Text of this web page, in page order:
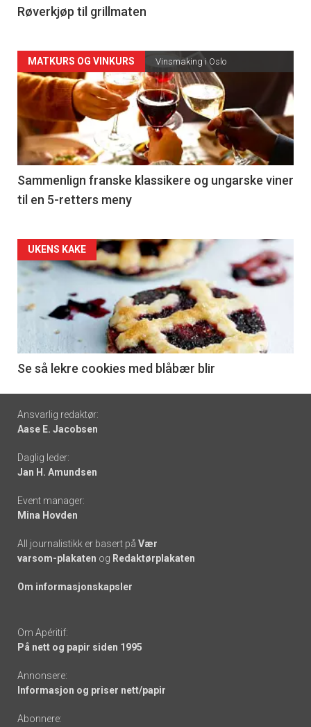
4
Røverkjøp til grillmaten
Forsiden
akkurat
nå
-
5
MATKURS OG VINKURS Vinsmaking i Oslo
Sammenlign franske klassikere og ungarske viner
til en 5-retters meny
Forsiden
akkurat
nå
6
UKENS KAKE
Se så lekre cookies med blåbær blir
Footer
-
links
Ansvarlig redaktør:
Aase E. Jacobsen
Daglig leder:
Jan H. Amundsen
Event manager:
Mina Hovden
All journalistikk er basert på Vær
varsom-plakaten og Redaktørplakaten
Om informasjonskapsler
Om Apéritif:
På nett og papir siden 1995
Annonsere:
Informasjon og priser nett/papir
Abonnere: